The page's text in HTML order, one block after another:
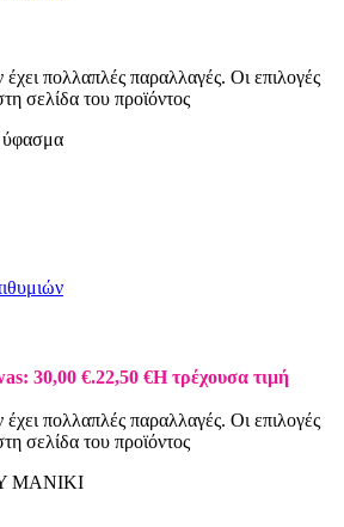
έχει πολλαπλές παραλλαγές. Οι επιλογές
σελίδα του προϊόντος
ύφασμα
30,00 €.22,50 €Η τρέχουσα τιμή
έχει πολλαπλές παραλλαγές. Οι επιλογές
σελίδα του προϊόντος
ΜΑΝΙΚΙ